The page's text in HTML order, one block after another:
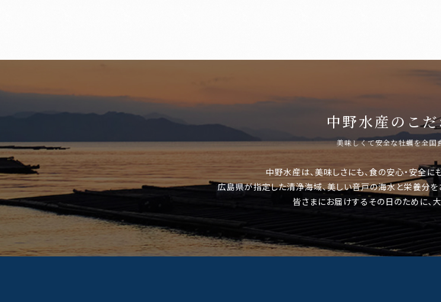
中野水産のこ
美味しくて安全な牡蠣を全国
中野水産は、美味しさにも、食の安心・安全に
広島県が指定した清浄海域、美しい音戸の海水と栄養分を
皆さまにお届けするその日のために、